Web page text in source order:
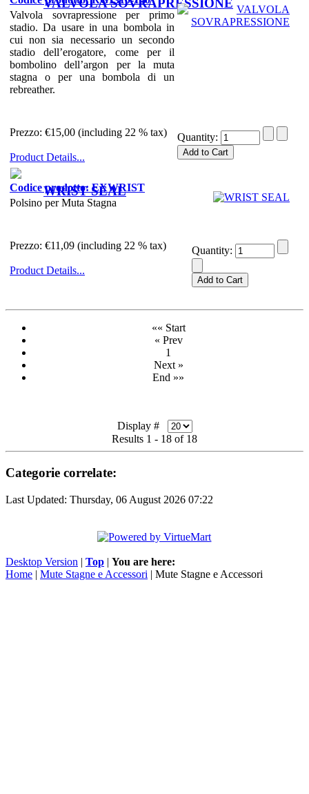
VALVOLA SOVRAPRESSIONE
Valvola sovrapressione per primo
stadio. Da usare in una bombola in
cui non sia necessario un secondo
stadio dell’erogatore, come per il
bombolino dell’argon per la muta
stagna o per una bombola di un
rebreather.
Prezzo: €15,00 (including 22 % tax)
Product Details...
Quantity:
WRIST SEAL
Codice prodotto: EXWRIST
Polsino per Muta Stagna
Prezzo: €11,09 (including 22 % tax)
Product Details...
Quantity:
«« Start
« Prev
1
Next »
End »»
Display #
Results 1 - 18 of 18
Categorie correlate:
Last Updated: Thursday, 06 August 2026 07:22
Desktop Version | Top | You are here:
Home | Mute Stagne e Accessori | Mute Stagne e Accessori